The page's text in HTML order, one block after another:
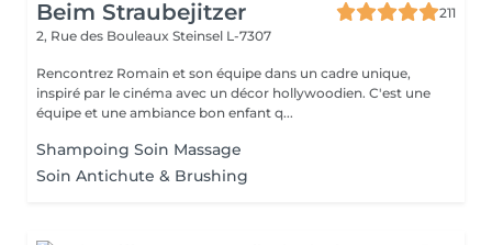
Beim Straubejitzer
211
2, Rue des Bouleaux Steinsel L-7307
Rencontrez Romain et son équipe dans un cadre unique,
inspiré par le cinéma avec un décor hollywoodien. C'est une
équipe et une ambiance bon enfant q...
Shampoing Soin Massage
Soin Antichute & Brushing